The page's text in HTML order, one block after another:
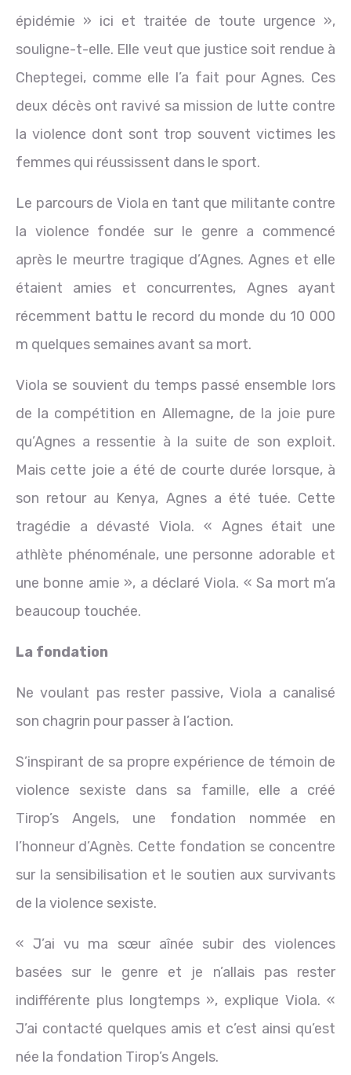
épidémie » ici et traitée de toute urgence »,
souligne-t-elle. Elle veut que justice soit rendue à
Cheptegei, comme elle l’a fait pour Agnes. Ces
deux décès ont ravivé sa mission de lutte contre
la violence dont sont trop souvent victimes les
femmes qui réussissent dans le sport.
Le parcours de Viola en tant que militante contre
la violence fondée sur le genre a commencé
après le meurtre tragique d’Agnes. Agnes et elle
étaient amies et concurrentes, Agnes ayant
récemment battu le record du monde du 10 000
m quelques semaines avant sa mort.
Viola se souvient du temps passé ensemble lors
de la compétition en Allemagne, de la joie pure
qu’Agnes a ressentie à la suite de son exploit.
Mais cette joie a été de courte durée lorsque, à
son retour au Kenya, Agnes a été tuée. Cette
tragédie a dévasté Viola. « Agnes était une
athlète phénoménale, une personne adorable et
une bonne amie », a déclaré Viola. « Sa mort m’a
beaucoup touchée.
La fondation
Ne voulant pas rester passive, Viola a canalisé
son chagrin pour passer à l’action.
S’inspirant de sa propre expérience de témoin de
violence sexiste dans sa famille, elle a créé
Tirop’s Angels, une fondation nommée en
l’honneur d’Agnès. Cette fondation se concentre
sur la sensibilisation et le soutien aux survivants
de la violence sexiste.
« J’ai vu ma sœur aînée subir des violences
basées sur le genre et je n’allais pas rester
indifférente plus longtemps », explique Viola. «
J’ai contacté quelques amis et c’est ainsi qu’est
née la fondation Tirop’s Angels.